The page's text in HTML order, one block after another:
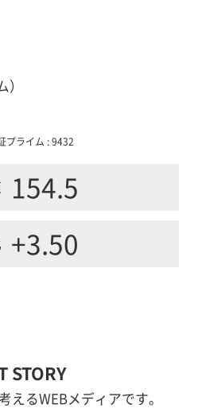
プライム : 9432
154.5
+3.50
STORY
えるWEBメディアです。